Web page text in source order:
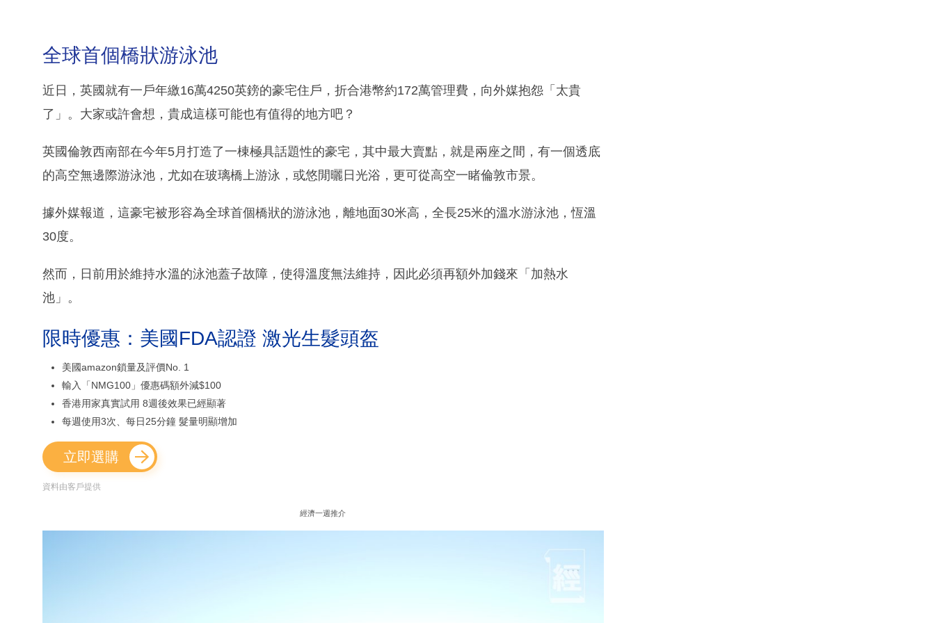
全球首個橋狀游泳池
近日，英國就有一戶年繳16萬4250英鎊的豪宅住戶，折合港幣約172萬管理費，向外媒抱怨「太貴
了」。大家或許會想，貴成這樣可能也有值得的地方吧？
英國倫敦西南部在今年5月打造了一棟極具話題性的豪宅，其中最大賣點，就是兩座之間，有一個透底
的高空無邊際游泳池，尤如在玻璃橋上游泳，或悠閒曬日光浴，更可從高空一睹倫敦市景。
據外媒報道，這豪宅被形容為全球首個橋狀的游泳池，離地面30米高，全長25米的溫水游泳池，恆溫
30度。
然而，日前用於維持水溫的泳池蓋子故障，使得溫度無法維持，因此必須再額外加錢來「加熱水
池」。
限時優惠：美國FDA認證 激光生髮頭盔
美國amazon鎖量及評價No. 1
輸入「NMG100」優惠碼額外減$100
香港用家真實試用 8週後效果已經顯著
每週使用3次、每日25分鐘 髮量明顯增加
立即選購
資料由客戶提供
經濟一週推介